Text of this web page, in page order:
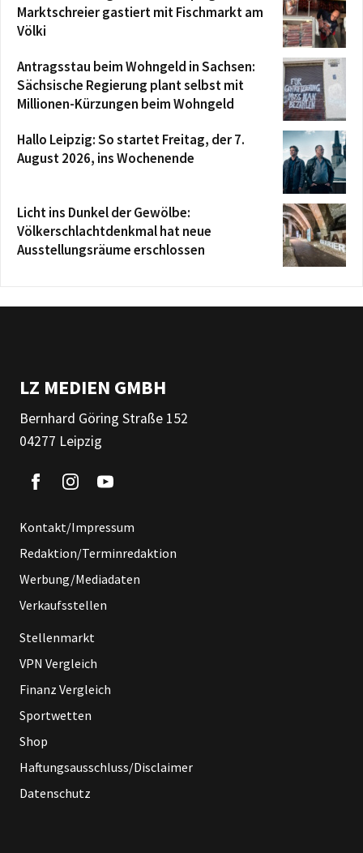
Marktschreier gastiert mit Fischmarkt am
Völki
Antragsstau beim Wohngeld in Sachsen:
Sächsische Regierung plant selbst mit
Millionen-Kürzungen beim Wohngeld
Hallo Leipzig: So startet Freitag, der 7.
August 2026, ins Wochenende
Licht ins Dunkel der Gewölbe:
Völkerschlachtdenkmal hat neue
Ausstellungsräume erschlossen
LZ MEDIEN GMBH
Bernhard Göring Straße 152
04277 Leipzig
Kontakt/Impressum
Redaktion/Terminredaktion
Werbung/Mediadaten
Verkaufsstellen
Stellenmarkt
VPN Vergleich
Finanz Vergleich
Sportwetten
Shop
Haftungsausschluss/Disclaimer
Datenschutz